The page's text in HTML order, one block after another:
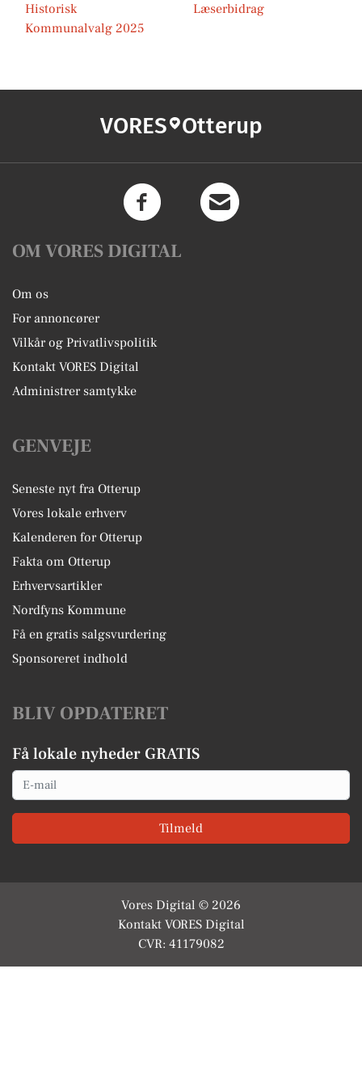
Historisk
Læserbidrag
Kommunalvalg 2025
VORES Otterup
OM VORES DIGITAL
Om os
For annoncører
Vilkår og Privatlivspolitik
Kontakt VORES Digital
Administrer samtykke
GENVEJE
Seneste nyt fra Otterup
Vores lokale erhverv
Kalenderen for Otterup
Fakta om Otterup
Erhvervsartikler
Nordfyns Kommune
Få en gratis salgsvurdering
Sponsoreret indhold
BLIV OPDATERET
Få lokale nyheder GRATIS
Email
Tilmeld
Vores Digital © 2026
Kontakt VORES Digital
CVR: 41179082